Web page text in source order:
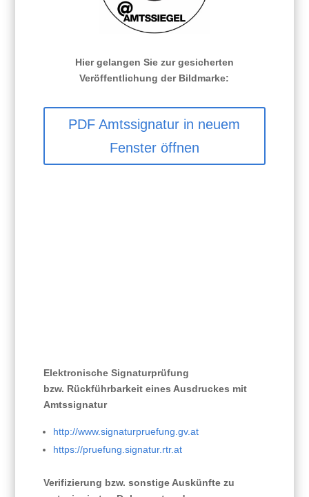
Hier gelangen Sie zur gesicherten
Veröffentlichung der Bildmarke:
PDF Amtssignatur in neuem
Fenster öffnen
Elektronische Signaturprüfung
bzw. Rückführbarkeit eines Ausdruckes mit
Amtssignatur
http://www.signaturpruefung.gv.at
https://pruefung.signatur.rtr.at
Verifizierung bzw. sonstige Auskünfte zu